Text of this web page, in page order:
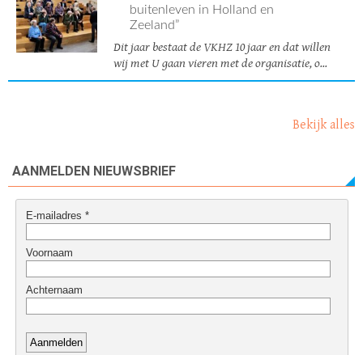
buitenleven in Holland en
Zeeland”
Dit jaar bestaat de VKHZ 10 jaar en dat willen
wij met U gaan vieren met de organisatie, o...
Bekijk alles
AANMELDEN NIEUWSBRIEF